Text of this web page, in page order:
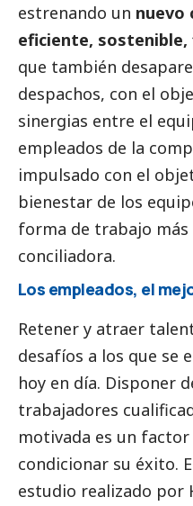
estrenando un nuevo
eficiente,
que también
despachos, con el
sinergias entre el
empleados de la
impulsado con el
bienestar de los
forma de trabajo
conciliadora.
Los empleados, el
Retener y atraer
desafíos a los que se
hoy en día. Disponer
trabajadores
motivada es un
condicionar su éxito.
estudio realizado por